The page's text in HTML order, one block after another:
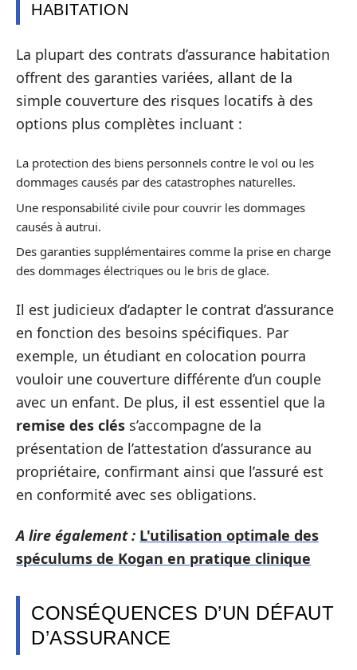
HABITATION
La plupart des contrats d’assurance habitation
offrent des garanties variées, allant de la
simple couverture des risques locatifs à des
options plus complètes incluant :
La protection des biens personnels contre le vol ou les
dommages causés par des catastrophes naturelles.
Une responsabilité civile pour couvrir les dommages
causés à autrui.
Des garanties supplémentaires comme la prise en charge
des dommages électriques ou le bris de glace.
Il est judicieux d’adapter le contrat d’assurance
en fonction des besoins spécifiques. Par
exemple, un étudiant en colocation pourra
vouloir une couverture différente d’un couple
avec un enfant. De plus, il est essentiel que la
remise des clés s’accompagne de la
présentation de l’attestation d’assurance au
propriétaire, confirmant ainsi que l’assuré est
en conformité avec ses obligations.
A lire également : L'utilisation optimale des
spéculums de Kogan en pratique clinique
CONSÉQUENCES D’UN DÉFAUT
D’ASSURANCE